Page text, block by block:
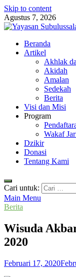
Skip to content
Agustus 7, 2026
Yayasan
Yayasan
Tsabit) Temanggung
Beranda
Artikel
Akhlak
Akidah
Amalan
Sedekah
Berita
Visi dan Misi
Program
Wakaf
Dzikir
Donasi
Tentang Kami
Cari untuk:
Main Menu
Berita
Wisuda
2020
Februari 17, 2020